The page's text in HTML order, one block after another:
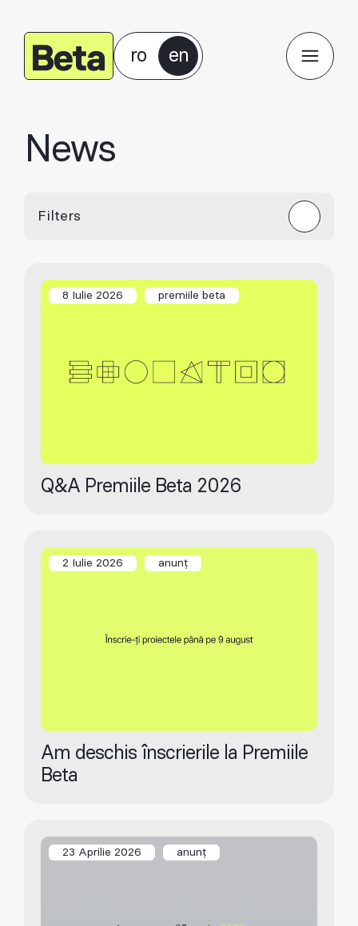
ro en
News
Filters
8 Iulie 2026 premiile beta
Q&A Premiile Beta 2026
2 Iulie 2026 anunț
Am deschis înscrierile la Premiile
Beta
23 Aprilie 2026 anunț